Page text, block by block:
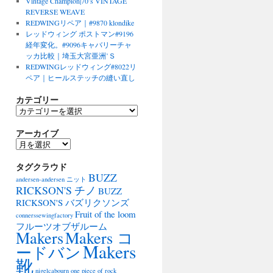
REVERSE WEAVE
REDWINGリペア｜#9870 klondike
レッドウィング ポストマン#9196
経年変化。#9096キャバリーチャ
ッカ比較｜埼玉大宮亜洲’Ｓ
REDWINGレッドウィング#8022リ
ペア｜ヒールステッチの縫い直し
カテゴリー
カ
ゴ
リ
アーカイブ
ア
カ
イ
ブ
タグクラウド
andersen-andersen ニット BUZZ
RICKSON'S チノ BUZZ
RICKSON'S バズリクソンズ
connerssewingfactory Fruit of the loom
フルーツオブザルーム
MakersMakers コ
ードバンMakers
靴 nigelcabourn one piece of rock